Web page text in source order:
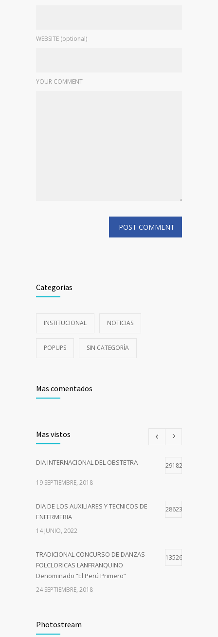
WEBSITE (optional)
YOUR COMMENT
Categorias
INSTITUCIONAL NOTICIAS
POPUPS SIN CATEGORÍA
Mas comentados
Mas vistos
DIA INTERNACIONAL DEL OBSTETRA 29182
19 SEPTIEMBRE, 2018
DIA DE LOS AUXILIARES Y TECNICOS DE
ENFERMERIA
28623
14 JUNIO, 2022
TRADICIONAL CONCURSO DE DANZAS
FOLCLORICAS LANFRANQUINO
Denominado “El Perú Primero”
13526
24 SEPTIEMBRE, 2018
Seguridad y Salud en el Trabajo del Sector
Público
Photostream